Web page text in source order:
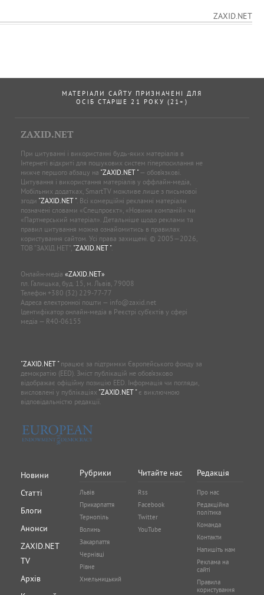
ZAXID.NET
МАТЕРІАЛИ САЙТУ ПРИЗНАЧЕНІ ДЛЯ
ОСІБ СТАРШЕ 21 РОКУ (21+)
ZAXID.NET
При цитуванні і використанні будь-яких матеріалів в
Інтернеті відкриті для пошукових систем гіперпосилання не
нижче першого абзацу на "ZAXID.NET "— обов’язкові.
Цитування і використання матеріалів у оффлайн-медіа,
Мобільних додатках, SmartTV можливе лише з письмової
згоди "ZAXID.NET ". Всі комерційні рекламні матеріали
позначені словами «Спецпроєкт», «Новини компаній» чи
«Партнерський матеріал». Детальніше щодо реклами та
правил цитування можна ознайомитись в правилах
користування сайтом. Усі права захищені. © 2005—2026,
ТОВ “ЗАХІД.НЕТ”, "ZAXID.NET ".
Онлайн-медіа «ZAXID.NET»
пл. Галицька, буд. 15, м. Львів, 79008
Телефон +380 (32) 229-77-77
Адреса електронної пошти — info@zaxid.net
Ідентифікатор онлайн-медіа в Реєстрі суб'єктів у сфері
медіа — R40-06155
"ZAXID.NET "працює за підтримки Європейського фонду за
демократію (EED). Зміст публікацій не обов’язково
відображає офіційну позицію EED. Інформація чи погляди,
висловлені у публікаціях "ZAXID.NET "є виключною
відповідальністю редакції.
Новини
Статті
Блоги
Анонси
ZAXID.NET
TV
Архів
Рубрики
Львів
Прикарпаття
Тернопіль
Волинь
Закарпаття
Чернівці
Рівне
Хмельницький
Читайте нас
Rss
Facebook
Twitter
YouTube
Редакція
Про нас
Редакційна
політика
Команда
Контакти
Напишіть нам
Реклама на
сайті
Правила
користування